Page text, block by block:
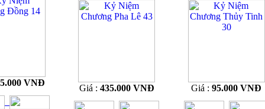
VNĐ
Giá : 435.000 VNĐ Giá : 95.000 VNĐ